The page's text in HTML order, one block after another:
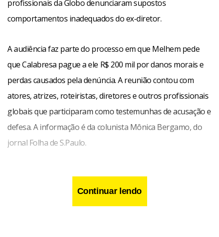
profissionais da Globo denunciaram supostos
comportamentos inadequados do ex-diretor.
A audiência faz parte do processo em que Melhem pede
que Calabresa pague a ele R$ 200 mil por danos morais e
perdas causados pela denúncia. A reunião contou com
atores, atrizes, roteiristas, diretores e outros profissionais
globais que participaram como testemunhas de acusação e
defesa. A informação é da colunista Mônica Bergamo, do
jornal Folha de S.Paulo.
Continuar lendo